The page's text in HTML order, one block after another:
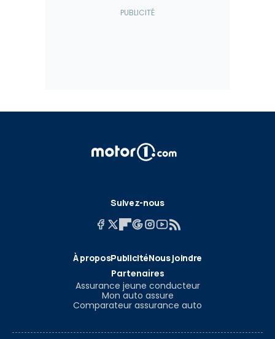
Suivez-nous
À proposPublicitéNous joindre
Partenaires
Assurance jeune conducteur
Mon auto assure
Comparateur assurance auto